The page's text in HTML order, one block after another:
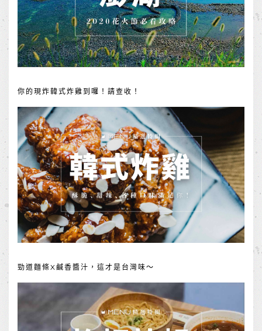
你的現炸韓式炸雞到囉！請查收！
勁道麵條X鹹香醬汁，這才是台灣味～